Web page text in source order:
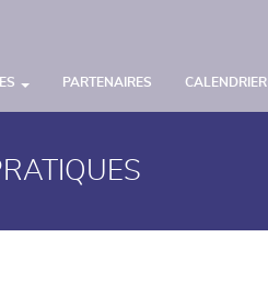
PARTENAIRES CALENDRIER